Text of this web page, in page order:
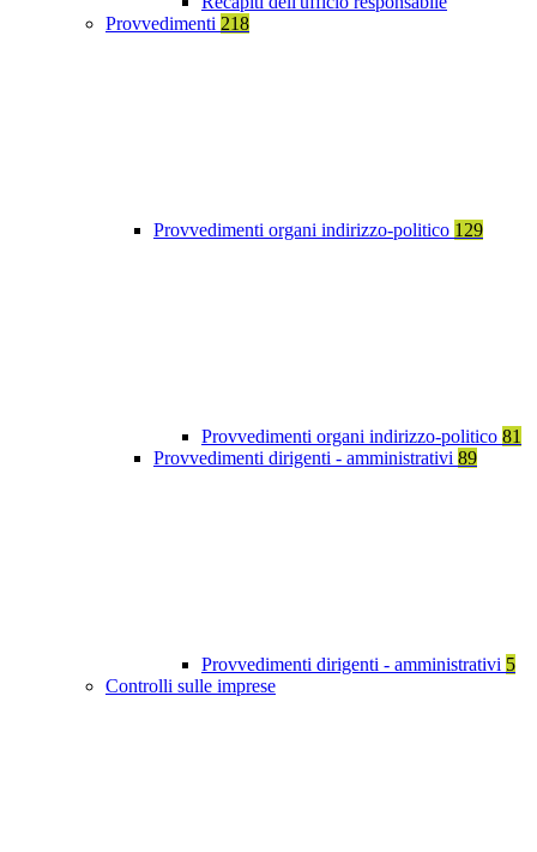
Provvedimenti 218
Provvedimenti organi indirizzo-politico 129
Provvedimenti organi indirizzo-politico 81
Provvedimenti dirigenti - amministrativi 89
Provvedimenti dirigenti - amministrativi 5
Controlli sulle imprese